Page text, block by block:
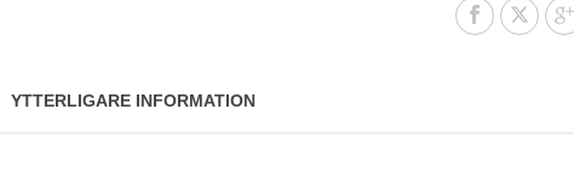
YTTERLIGARE INFORMATION